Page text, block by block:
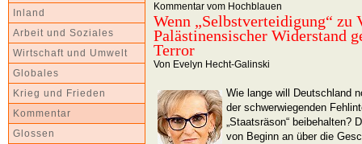
Inland
Arbeit und Soziales
Wirtschaft und Umwelt
Globales
Krieg und Frieden
Kommentar
Glossen
Kommentar vom Hochblauen
Wenn „Selbstverteidigung“
Palästinensischer Widerstand
Terror
Von Evelyn Hecht-Galinski
Wie lange will Deutschland
der schwerwiegenden
„Staatsräson“ beibehalten?
von Beginn an über die